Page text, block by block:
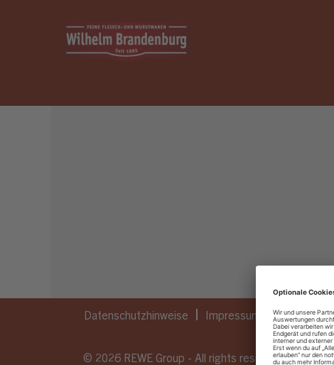
Datenschutzhinweise Impressum
© 2026 REWE Group - All rights reserved